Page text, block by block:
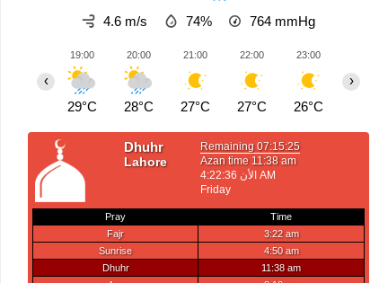
4.6 m/s 74% 764 mmHg
19:00
29°C
20:00
28°C
21:00
27°C
22:00
27°C
23:00
26°C
‹
›